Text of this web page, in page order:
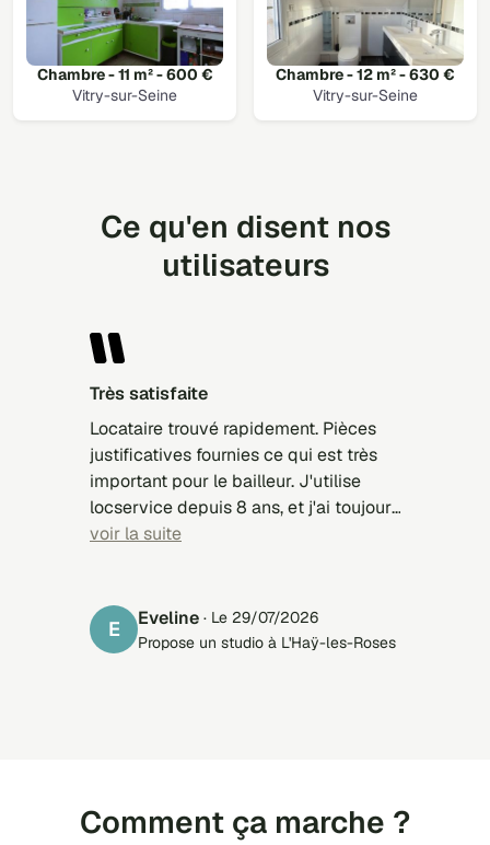
Chambre - 11 m² - 600 €
Vitry-sur-Seine
Chambre - 12 m² - 630 €
Vitry-sur-Seine
Ce qu'en disent nos
utilisateurs
Très satisfaite
Locataire trouvé rapidement. Pièces
justificatives fournies ce qui est très
important pour le bailleur. J'utilise
locservice depuis 8 ans, et j'ai toujours
trouvé des locataires sérieux.
voir la suite
E Eveline · Le 29/07/2026
Propose un studio à L'Haÿ-les-Roses
Comment ça marche ?